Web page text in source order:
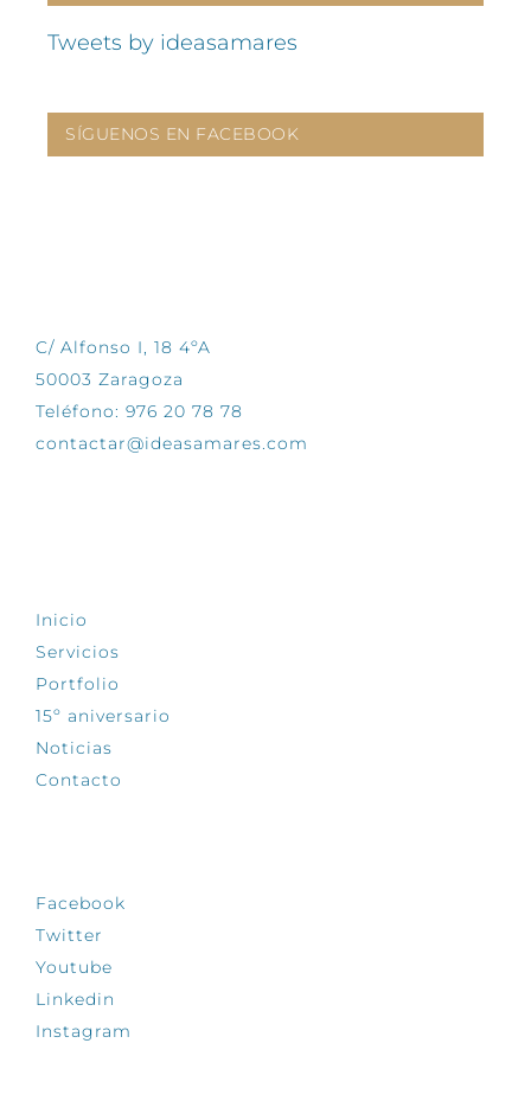
Tweets by ideasamares
SÍGUENOS EN FACEBOOK
C/ Alfonso I, 18 4ºA
50003 Zaragoza
Teléfono: 976 20 78 78
contactar@ideasamares.com
Inicio
Servicios
Portfolio
15º aniversario
Noticias
Contacto
Facebook
Twitter
Youtube
Linkedin
Instagram